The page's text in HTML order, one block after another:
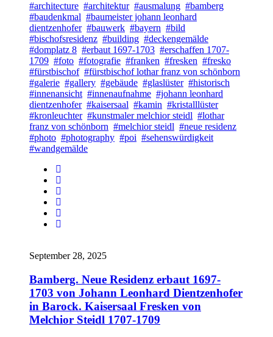
#architecture #architektur #ausmalung #bamberg
#baudenkmal #baumeister johann leonhard
dientzenhofer #bauwerk #bayern #bild
#bischofsresidenz #building #deckengemälde
#domplatz 8 #erbaut 1697-1703 #erschaffen 1707-
1709 #foto #fotografie #franken #fresken #fresko
#fürstbischof #fürstbischof lothar franz von schönborn
#galerie #gallery #gebäude #glaslüster #historisch
#innenansicht #innenaufnahme #johann leonhard
dientzenhofer #kaisersaal #kamin #kristalllüster
#kronleuchter #kunstmaler melchior steidl #lothar
franz von schönborn #melchior steidl #neue residenz
#photo #photography #poi #sehenswürdigkeit
#wandgemälde
September 28, 2025
Bamberg. Neue Residenz erbaut 1697-
1703 von Johann Leonhard Dientzenhofer
in Barock. Kaisersaal Fresken von
Melchior Steidl 1707-1709